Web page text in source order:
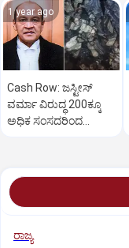
1 year ago
Cash Row: ಜಸ್ಟೀಸ್‌
ವರ್ಮಾ ವಿರುದ್ಧ 200ಕ್ಕೂ
ಅಧಿಕ ಸಂಸದರಿಂದ
ರಾಜ್ಯ